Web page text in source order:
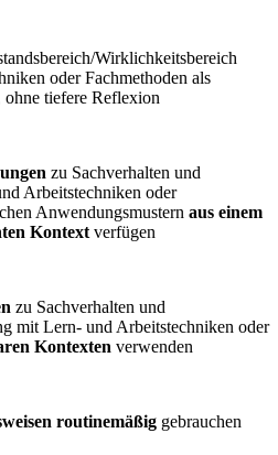
Wirklichkeitsbereich
oder Fachmethoden als
ohne tiefere Reflexion
zu Sachverhalten und
Arbeitstechniken oder
Anwendungsmustern aus einem
Kontext verfügen
zu Sachverhalten und
mit Lern- und Arbeitstechniken oder
Kontexten verwenden
routinemäßig gebrauchen